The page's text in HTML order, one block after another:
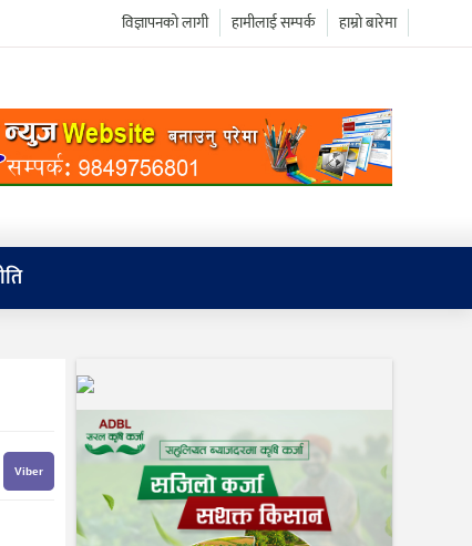
हाम्रो बारेमा
हामीलाई सम्पर्क
विज्ञापनको लागी
Viber